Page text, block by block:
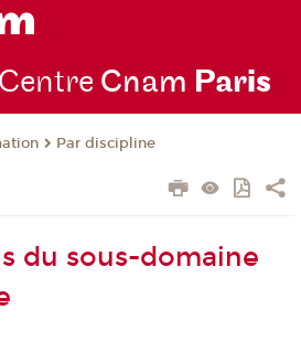
Centre Cnam Paris
Par discipline
du sous-domaine